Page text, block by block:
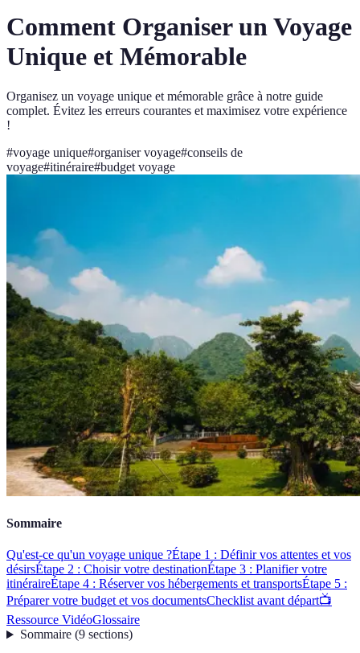
Comment Organiser un Voyage
Unique et Mémorable
Organisez un voyage unique et mémorable grâce à notre guide
complet. Évitez les erreurs courantes et maximisez votre expérience
!
#voyage unique#organiser voyage#conseils de
voyage#itinéraire#budget voyage
Sommaire
Qu'est-ce qu'un voyage unique ?Étape 1 : Définir vos attentes et vos
désirsÉtape 2 : Choisir votre destinationÉtape 3 : Planifier votre
itinéraireÉtape 4 : Réserver vos hébergements et transportsÉtape 5 :
Préparer votre budget et vos documentsChecklist avant départ📺
Ressource VidéoGlossaire
Sommaire(9 sections)